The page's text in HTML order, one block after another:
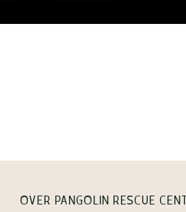
OVER PANGOLIN RESCUE